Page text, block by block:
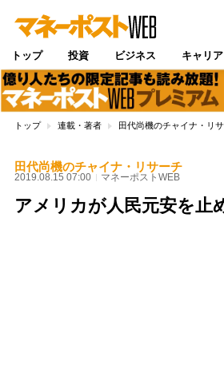
トップ 投資 ビジネス キャリア
トップ 連載・著者 田代尚機のチャイナ・リ
田代尚機のチャイナ・リサーチ
2019.08.15 07:00 マネーポストWEB
アメリカが人民元安を止